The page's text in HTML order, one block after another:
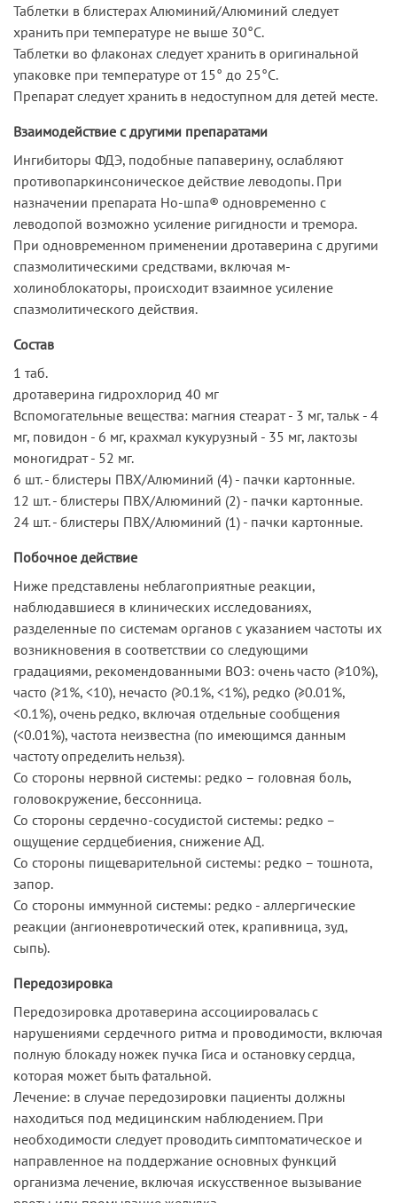
Таблетки в блистерах Алюминий/Алюминий следует
хранить при температуре не выше 30°C.
Таблетки во флаконах следует хранить в оригинальной
упаковке при температуре от 15° до 25°C.
Препарат следует хранить в недоступном для детей месте.
Взаимодействие с другими препаратами
Ингибиторы ФДЭ, подобные папаверину, ослабляют
противопаркинсоническое действие леводопы. При
назначении препарата Но-шпа® одновременно с
леводопой возможно усиление ригидности и тремора.
При одновременном применении дротаверина с другими
спазмолитическими средствами, включая м-
холиноблокаторы, происходит взаимное усиление
спазмолитического действия.
Состав
1 таб.
дротаверина гидрохлорид 40 мг
Вспомогательные вещества: магния стеарат - 3 мг, тальк - 4
мг, повидон - 6 мг, крахмал кукурузный - 35 мг, лактозы
моногидрат - 52 мг.
6 шт. - блистеры ПВХ/Алюминий (4) - пачки картонные.
12 шт. - блистеры ПВХ/Алюминий (2) - пачки картонные.
24 шт. - блистеры ПВХ/Алюминий (1) - пачки картонные.
Побочное действие
Ниже представлены неблагоприятные реакции,
наблюдавшиеся в клинических исследованиях,
разделенные по системам органов с указанием частоты их
возникновения в соответствии со следующими
градациями, рекомендованными ВОЗ: очень часто (≥10%),
часто (≥1%, <10), нечасто (≥0.1%, <1%), редко (≥0.01%,
<0.1%), очень редко, включая отдельные сообщения
(<0.01%), частота неизвестна (по имеющимся данным
частоту определить нельзя).
Со стороны нервной системы: редко – головная боль,
головокружение, бессонница.
Со стороны сердечно-сосудистой системы: редко –
ощущение сердцебиения, снижение АД.
Со стороны пищеварительной системы: редко – тошнота,
запор.
Со стороны иммунной системы: редко - аллергические
реакции (ангионевротический отек, крапивница, зуд,
сыпь).
Передозировка
Передозировка дротаверина ассоциировалась с
нарушениями сердечного ритма и проводимости, включая
полную блокаду ножек пучка Гиса и остановку сердца,
которая может быть фатальной.
Лечение: в случае передозировки пациенты должны
находиться под медицинским наблюдением. При
необходимости следует проводить симптоматическое и
направленное на поддержание основных функций
организма лечение, включая искусственное вызывание